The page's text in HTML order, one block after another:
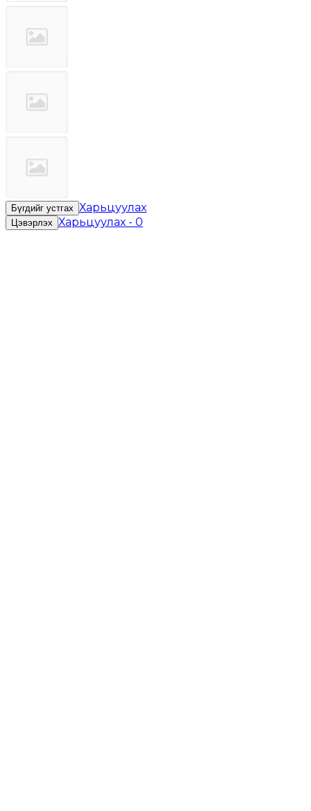
Бүгдийг устгах Харьцуулах
Цэвэрлэх Харьцуулах - 0